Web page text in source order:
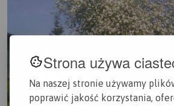
Strona używa
Na naszej stronie używamy
poprawić jakość korzystania,